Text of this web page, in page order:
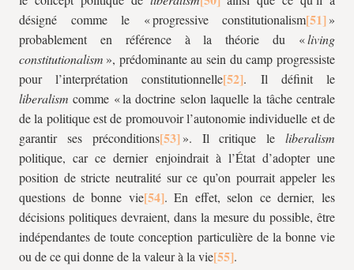
désigné comme le « progressive constitutionalism
»
probablement en référence à la théorie du «living
constitutionalism », prédominante au sein du camp progressiste
pour l’interprétation constitutionnelle
. Il définit le
liberalism comme « la doctrine selon laquelle la tâche centrale
de la politique est de promouvoir l’autonomie individuelle et de
garantir ses préconditions
». Il critique leliberalism
politique, car ce dernier enjoindrait à l’État d’adopter une
position de stricte neutralité sur ce qu’on pourrait appeler les
questions de bonne vie
. En effet, selon ce dernier, les
décisions politiques devraient, dans la mesure du possible, être
indépendantes de toute conception particulière de la bonne vie
ou de ce qui donne de la valeur à la vie
.